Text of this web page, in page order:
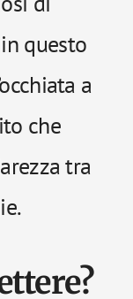
questo
a
che
tra